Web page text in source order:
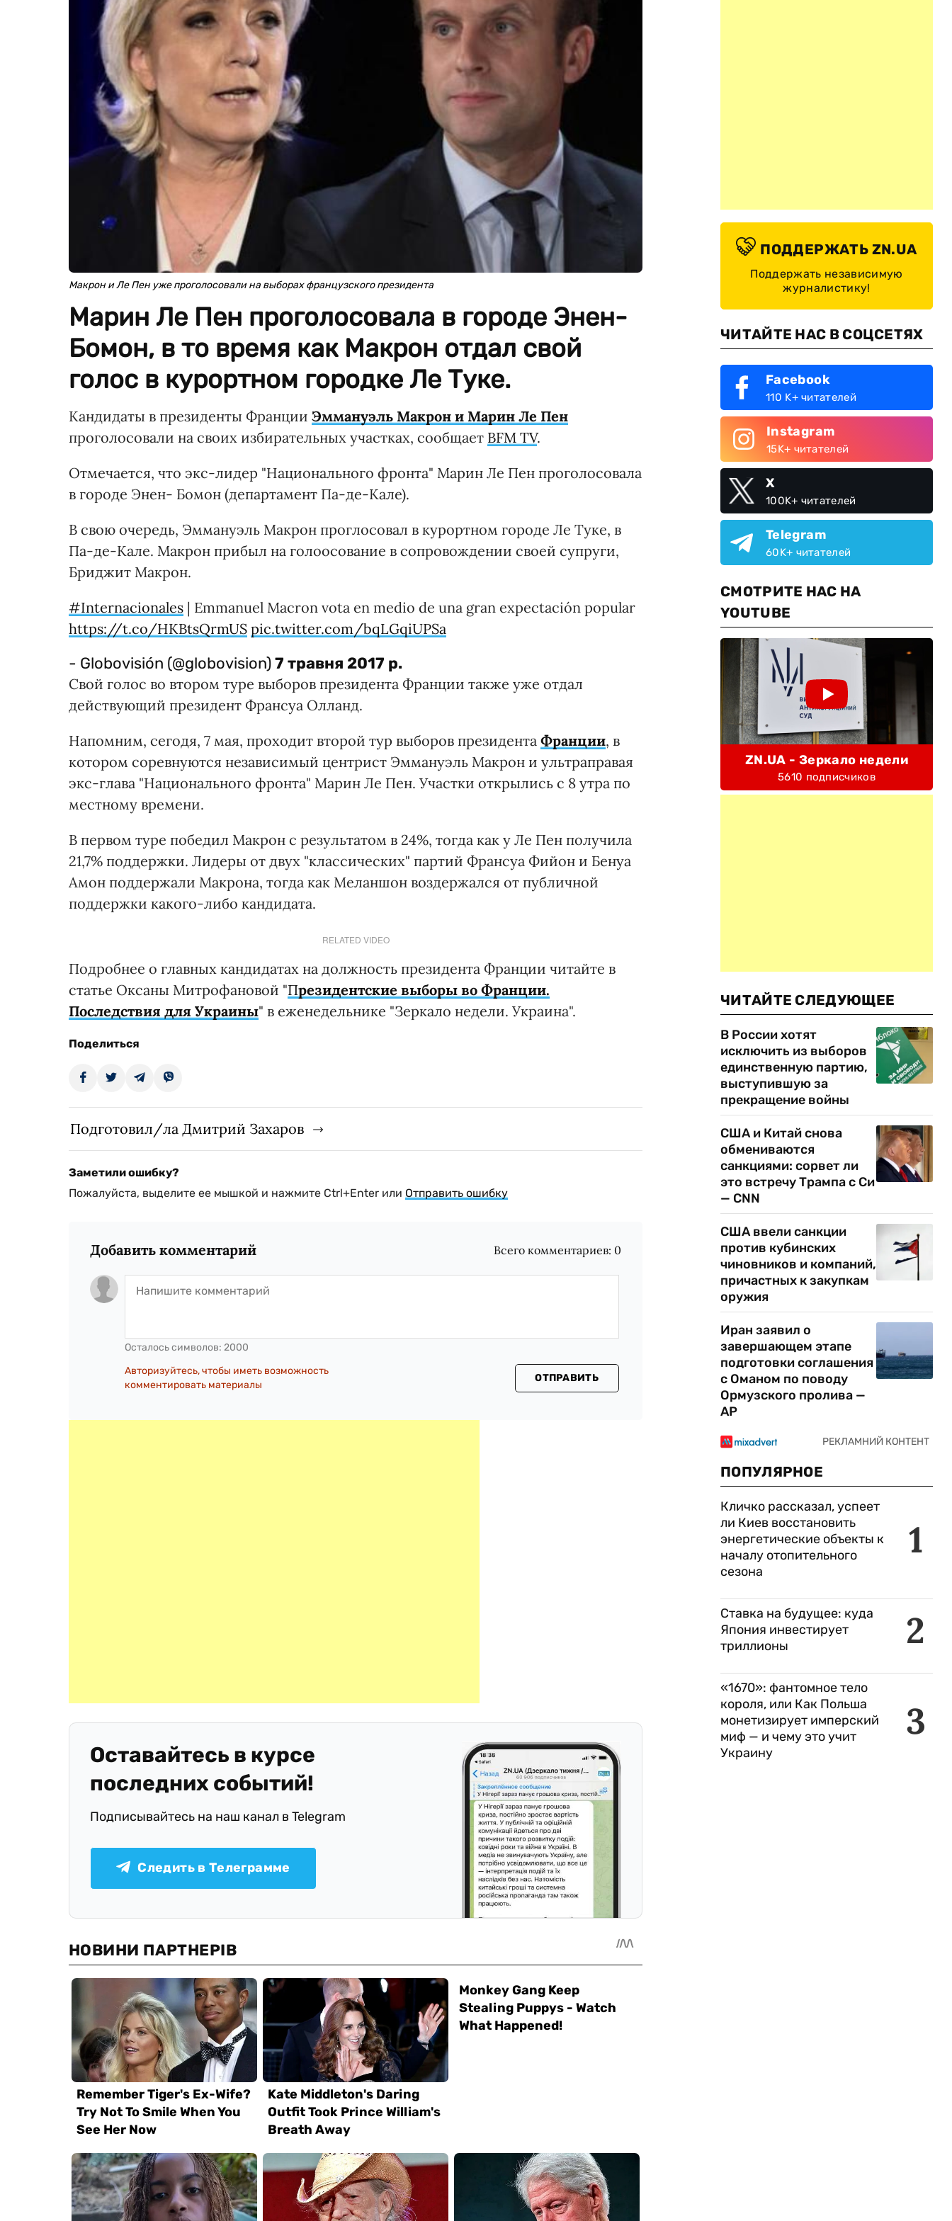
Макрон и Ле Пен уже проголосовали на выборах французского президента
Марин Ле Пен проголосовала в городе Энен-
Бомон, в то время как Макрон отдал свой
голос в курортном городке Ле Туке.
Кандидаты в президенты Франции Эммануэль Макрон и Марин Ле Пен
проголосовали на своих избирательных участках, сообщает BFM TV.
Отмечается, что экс-лидер "Национального фронта" Марин Ле Пен проголосовала
в городе Энен- Бомон (департамент Па-де-Кале).
В свою очередь, Эммануэль Макрон проглосовал в курортном городе Ле Туке, в
Па-де-Кале. Макрон прибыл на голоосование в сопровождении своей супруги,
Бриджит Макрон.
#Internacionales | Emmanuel Macron vota en medio de una gran expectación popular
https://t.co/HKBtsQrmUS pic.twitter.com/bqLGqiUPSa
- Globovisión (@globovision)7 травня 2017 р.
Свой голос во втором туре выборов президента Франции также уже отдал
действующий президент Франсуа Олланд.
Напомним, сегодя, 7 мая, проходит второй тур выборов президента Франции, в
котором соревнуются независимый центрист Эммануэль Макрон и ультраправая
экс-глава "Национального фронта" Марин Ле Пен. Участки открылись с 8 утра по
местному времени.
В первом туре победил Макрон с результатом в 24%, тогда как у Ле Пен получила
21,7% поддержки. Лидеры от двух "классических" партий Франсуа Фийон и Бенуа
Амон поддержали Макрона, тогда как Меланшон воздержался от публичной
поддержки какого-либо кандидата.
RELATED VIDEO
Подробнее о главных кандидатах на должность президента Франции читайте в
статье Оксаны Митрофановой "Президентские выборы во Франции.
Последствия для Украины" в еженедельнике "Зеркало недели. Украина".
Поделиться
Подготовил/ла Дмитрий Захаров
Заметили ошибку?
Пожалуйста, выделите ее мышкой и нажмите Ctrl+Enter или Отправить ошибку
Добавить комментарий Всего комментариев: 0
Осталось символов: 2000
Авторизуйтесь, чтобы иметь возможность
комментировать материалы
ОТПРАВИТЬ
Оставайтесь в курсе
последних событий!
Подписывайтесь на наш канал в Telegram
Следить в Телеграмме
ПОДДЕРЖАТЬ ZN.UA
Поддержать независимую
журналистику!
ЧИТАЙТЕ НАС В СОЦСЕТЯХ
Facebook
110 K+ читателей
Instagram
15K+ читателей
X
100K+ читателей
Telegram
60K+ читателей
СМОТРИТЕ НАС НА
YOUTUBE
ZN.UA - Зеркало недели
5610 подписчиков
ЧИТАЙТЕ СЛЕДУЮЩЕЕ
В России хотят
исключить из выборов
единственную партию,
выступившую за
прекращение войны
США и Китай снова
обмениваются
санкциями: сорвет ли
это встречу Трампа с Си
— CNN
США ввели санкции
против кубинских
чиновников и компаний,
причастных к закупкам
оружия
Иран заявил о
завершающем этапе
подготовки соглашения
с Оманом по поводу
Ормузского пролива —
AP
ПОПУЛЯРНОЕ
1
Кличко рассказал, успеет
ли Киев восстановить
энергетические объекты к
началу отопительного
сезона
2
Ставка на будущее: куда
Япония инвестирует
триллионы
3
«1670»: фантомное тело
короля, или Как Польша
монетизирует имперский
миф — и чему это учит
Украину